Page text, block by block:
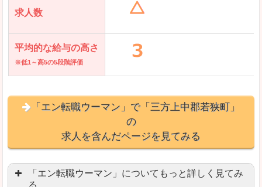
求人数
平均的な給与の高さ
※低1～高5の5段階評価
「エン転職ウーマン」で「三方上中郡若狭町」
の
求人を含んだページを見てみる
「エン転職ウーマン」についてもっと詳しく見てみ
る